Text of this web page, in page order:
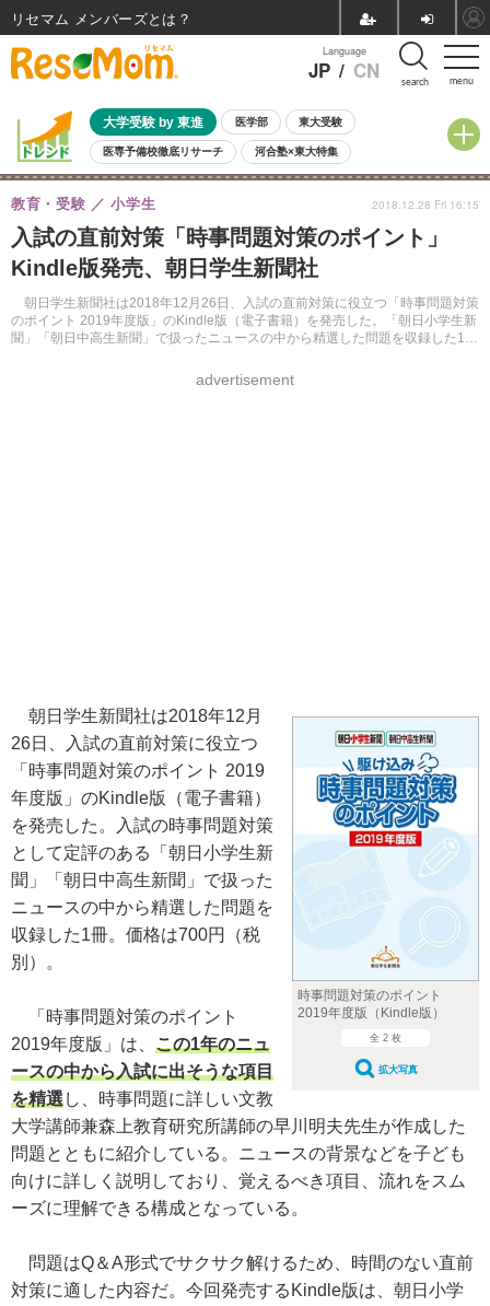
menu
Language
JP / CN search
大学受験 by 東進 医学部 東大受験
医専予備校徹底リサーチ 河合塾×東大特集
親子で考える大学選び 高校受験 中学受験 小学校受験
共通テスト 夏休み
8月開催イベント・WS 全国公立高校 過去問 人気記事
自由研究教材（小学生向け） 自由研究教材（中学生向け）
入試の直前対策「時事問題対策のポイント」
Kindle版発売、朝日学生新聞社
朝日学生新聞社は2018年12月26日、入試の直前対策に役立つ「時事問題対策
のポイント 2019年度版」のKindle版（電子書籍）を発売した。「朝日小学生新
聞」「朝日中高生新聞」で扱ったニュースの中から精選した問題を収録した1
教育・受験 小学生
advertisement
2018.12.28 Fri 16:15
時事問題対策のポイント
2019年度版（Kindle版）
全 2 枚
拡大写真
朝日学生新聞社は2018年12月
26日、入試の直前対策に役立つ
「時事問題対策のポイント 2019
年度版」のKindle版（電子書籍）
を発売した。入試の時事問題対策
として定評のある「朝日小学生新
聞」「朝日中高生新聞」で扱った
ニュースの中から精選した問題を
収録した1冊。価格は700円（税
別）。
「時事問題対策のポイント
2019年度版」は、 この1年のニュ
ースの中から入試に出そうな項目
を精選し、時事問題に詳しい文教
大学講師兼森上教育研究所講師の早川明夫先生が作成した
問題とともに紹介している。ニュースの背景などを子ども
向けに詳しく説明しており、覚えるべき項目、流れをスム
ーズに理解できる構成となっている。
問題はQ＆A形式でサクサク解けるため、時間のない直前
対策に適した内容だ。今回発売するKindle版は、朝日小学
リセマム メンバーズ